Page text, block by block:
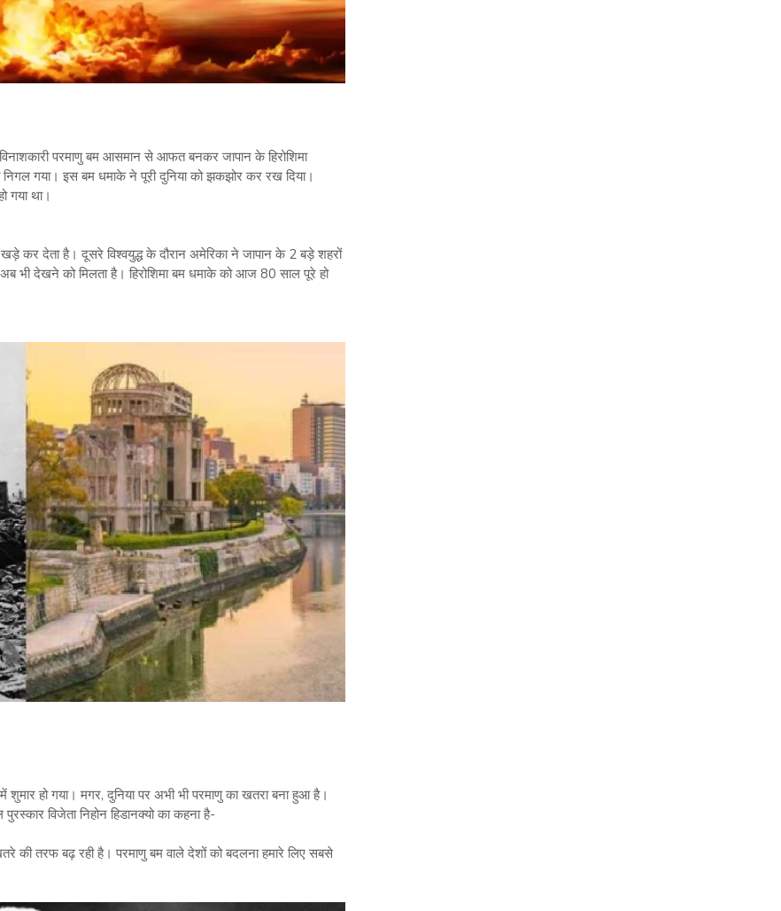
परमाणु बम आसमान से आफत बनकर जापान के हिरोशिमा
गया। इस बम धमाके ने पूरी दुनिया को झकझोर कर रख दिया।
गया था।
कर देता है। दूसरे विश्वयुद्ध के दौरान अमेरिका ने जापान के 2 बड़े शहरों
अब भी देखने को मिलता है। हिरोशिमा बम धमाके को आज 80 साल पूरे हो
हो गया। मगर, दुनिया पर अभी भी परमाणु का खतरा बना हुआ है।
विजेता निहोन हिडानक्यो का कहना है-
की तरफ बढ़ रही है। परमाणु बम वाले देशों को बदलना हमारे लिए सबसे